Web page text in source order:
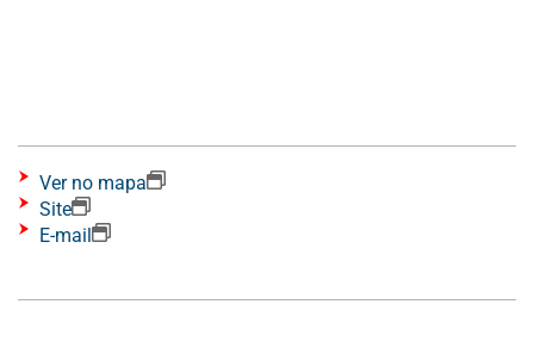
Ver no mapa
Site
E-mail